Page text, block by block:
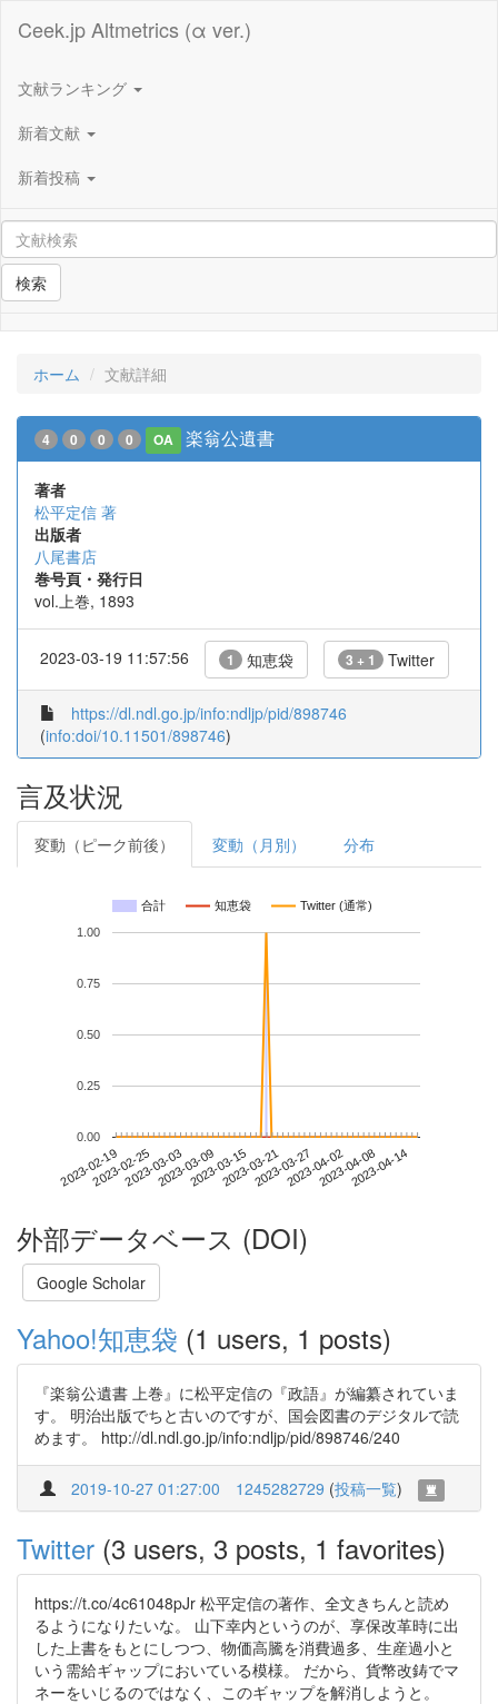
Ceek.jp Altmetrics (α ver.)
文献ランキング
新着文献
新着投稿
検索
ホーム 文献詳細
4 0 0 0 OA 楽翁公遺書
著者
松平定信 著
出版者
八尾書店
巻号頁・発行日
vol.上巻, 1893
2023-03-19 11:57:56 1 知恵袋 3 + 1 Twitter
https://dl.ndl.go.jp/info:ndljp/pid/898746
(info:doi/10.11501/898746)
言及状況
変動（ピーク前後） 変動（月別） 分布
合計 知恵袋 Twitter (通常)
2023-02-192023-02-252023-03-032023-03-092023-03-152023-03-212023-03-272023-04-022023-04-082023-04-14
0.00
0.25
0.50
0.75
1.00
外部データベース (DOI)
Google Scholar
Yahoo!知恵袋 (1 users, 1 posts)
『楽翁公遺書 上巻』に松平定信の『政語』が編纂されていま
す。 明治出版でちと古いのですが、国会図書のデジタルで読
めます。 http://dl.ndl.go.jp/info:ndljp/pid/898746/240
2019-10-27 01:27:00 1245282729 (投稿一覧)
Twitter (3 users, 3 posts, 1 favorites)
https://t.co/4c61048pJr 松平定信の著作、全文きちんと読め
るようになりたいな。 山下幸内というのが、享保改革時に出
した上書をもとにしつつ、物価高騰を消費過多、生産過小と
いう需給ギャップにおいている模様。 だから、貨幣改鋳でマ
ネーをいじるのではなく、このギャップを解消しようと。